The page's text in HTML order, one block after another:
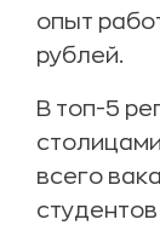
опыт
рублей.
В топ-5
всего